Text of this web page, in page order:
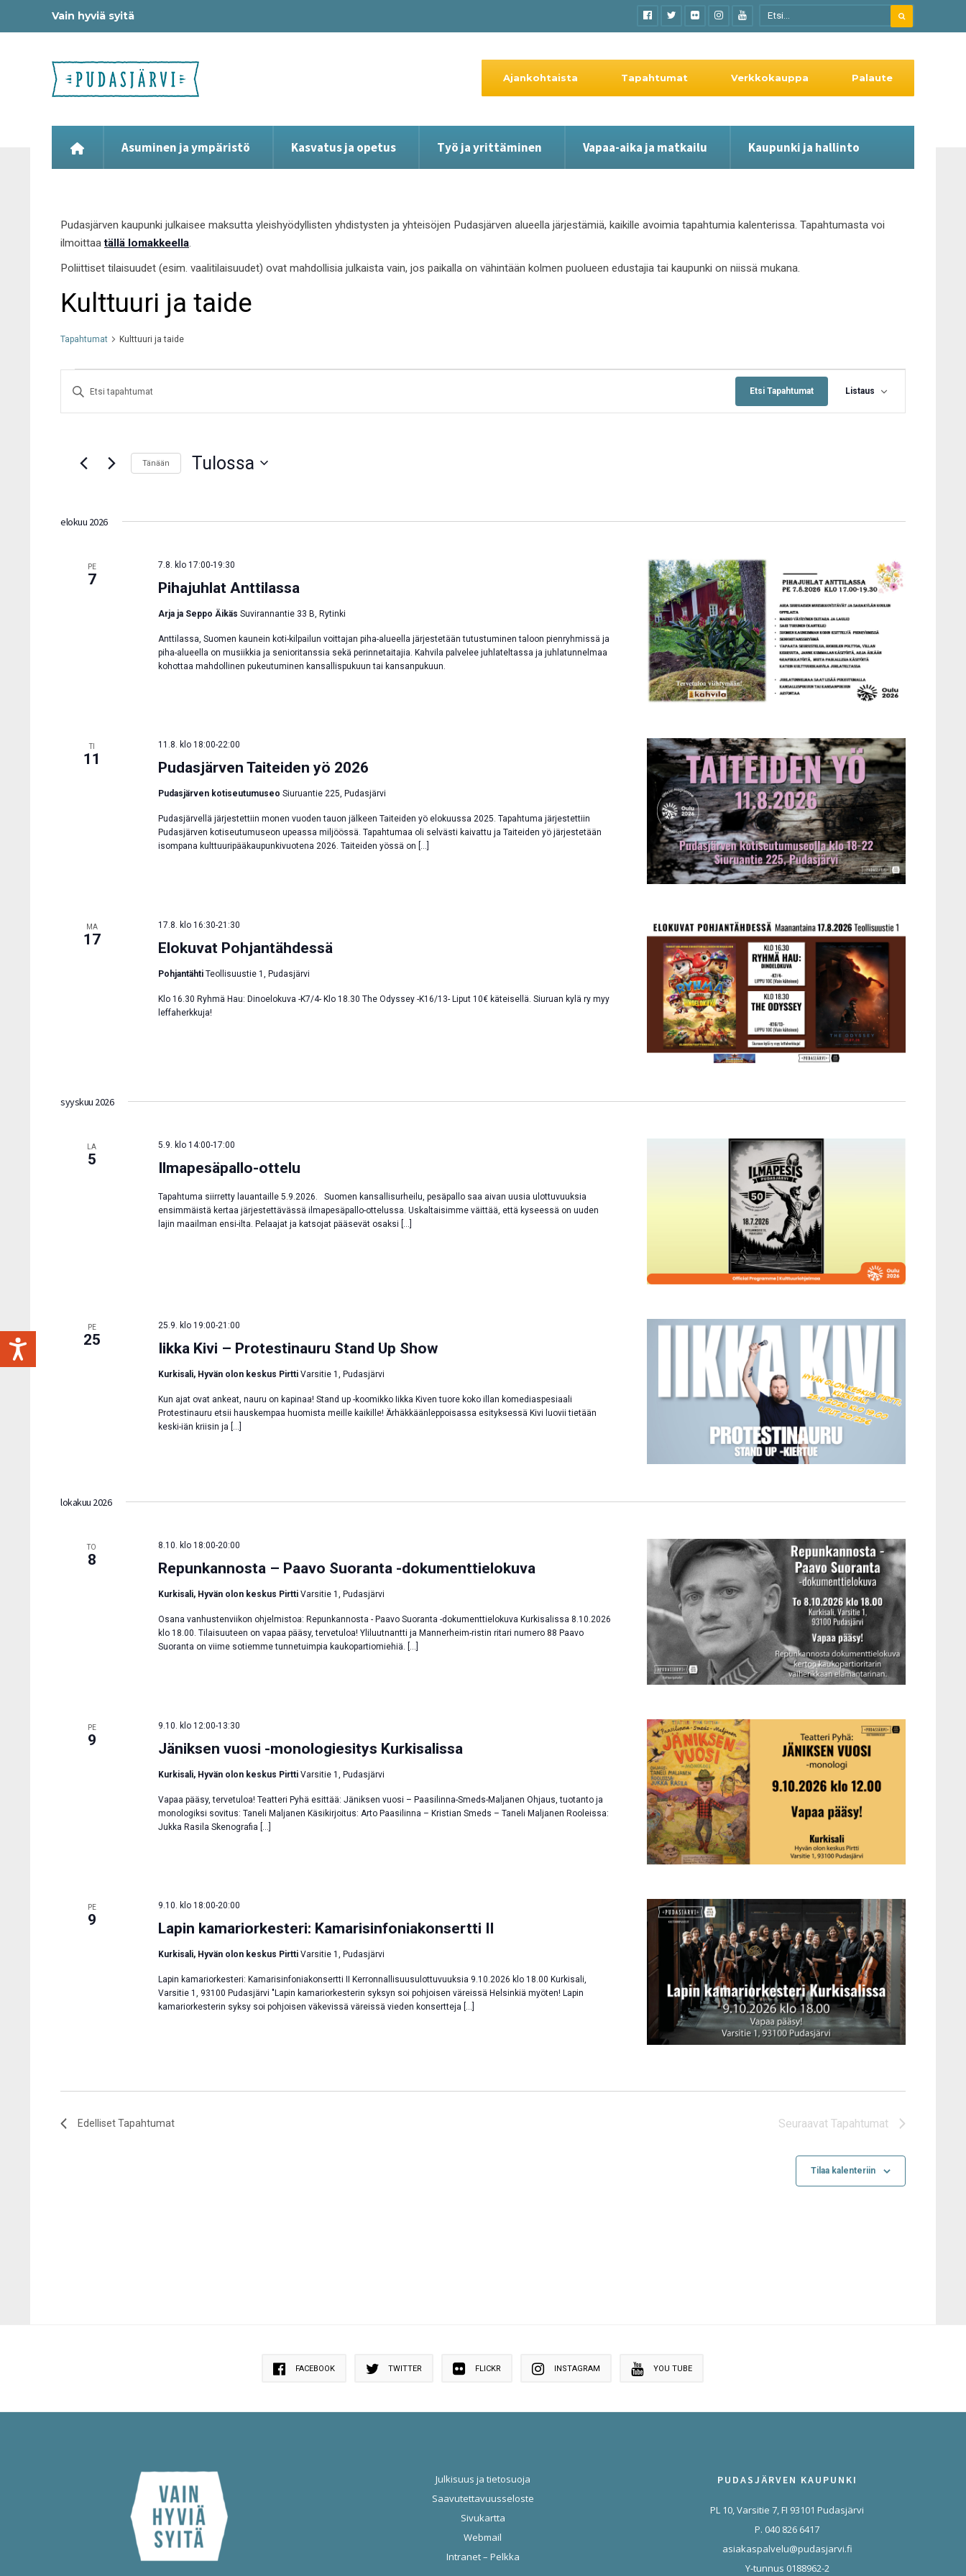
Vain hyviä syitä
Asuminen ja ympäristö Kasvatus ja opetus Työ ja yrittäminen Vapaa-aika ja matkailu Kaupunki ja hallinto
Ajankohtaista Tapahtumat Verkkokauppa Palaute
Pudasjärven kaupunki julkaisee maksutta yleishyödyllisten yhdistysten ja yhteisöjen Pudasjärven alueella järjestämiä, kaikille avoimia tapahtumia kalenterissa. Tapahtumasta voi
ilmoittaatällä lomakkeella.
Poliittiset tilaisuudet (esim. vaalitilaisuudet) ovat mahdollisia julkaista vain, jos paikalla on vähintään kolmen puolueen edustajia tai kaupunki on niissä mukana.
Kulttuuri ja taide
Tapahtumat Kulttuuri ja taide
Etsi
aja
navigointi
Syötä
hakusana.
Tapahtumat
Etsi Tapahtumat
Views
Navigation
Listaus
Tänään Tulossa
elokuu 2026
PE
7 Pihajuhlat Anttilassa
7.8. klo 17:00-19:30
Arja ja Seppo Äikäs Suvirannantie 33 B, Rytinki
Anttilassa, Suomen kaunein koti-kilpailun voittajan piha-alueella järjestetään tutustuminen taloon pienryhmissä ja
piha-alueella on musiikkia ja senioritanssia sekä perinnetaitajia. Kahvila palvelee juhlateltassa ja juhlatunnelmaa
kohottaa mahdollinen pukeutuminen kansallispukuun tai kansanpukuun.
11 Pudasjärven Taiteiden yö 2026
11.8. klo 18:00-22:00
Pudasjärven kotiseutumuseo Siuruantie 225, Pudasjärvi
Pudasjärvellä järjestettiin monen vuoden tauon jälkeen Taiteiden yö elokuussa 2025. Tapahtuma järjestettiin
Pudasjärven kotiseutumuseon upeassa miljöössä. Tapahtumaa oli selvästi kaivattu ja Taiteiden yö järjestetään
isompana kulttuuripääkaupunkivuotena 2026. Taiteiden yössä on […]
MA
17 Elokuvat Pohjantähdessä
17.8. klo 16:30-21:30
Pohjantähti Teollisuustie 1, Pudasjärvi
Klo 16.30 Ryhmä Hau: Dinoelokuva -K7/4- Klo 18.30 The Odyssey -K16/13- Liput 10€ käteisellä. Siuruan kylä ry myy
leffaherkkuja!
syyskuu 2026
LA
5 Ilmapesäpallo-ottelu
5.9. klo 14:00-17:00
Tapahtuma siirretty lauantaille 5.9.2026. Suomen kansallisurheilu, pesäpallo saa aivan uusia ulottuvuuksia
ensimmäistä kertaa järjestettävässä ilmapesäpallo-ottelussa. Uskaltaisimme väittää, että kyseessä on uuden
lajin maailman ensi-ilta. Pelaajat ja katsojat pääsevät osaksi […]
PE
25 Iikka Kivi – Protestinauru Stand Up Show
25.9. klo 19:00-21:00
Kurkisali, Hyvän olon keskus Pirtti Varsitie 1, Pudasjärvi
Kun ajat ovat ankeat, nauru on kapinaa! Stand up -koomikko Iikka Kiven tuore koko illan komediaspesiaali
Protestinauru etsii hauskempaa huomista meille kaikille! Ärhäkkäänleppoisassa esityksessä Kivi luovii tietään
keski-iän kriisin ja […]
lokakuu 2026
TO
8 Repunkannosta – Paavo Suoranta -dokumenttielokuva
8.10. klo 18:00-20:00
Kurkisali, Hyvän olon keskus Pirtti Varsitie 1, Pudasjärvi
Osana vanhustenviikon ohjelmistoa: Repunkannosta - Paavo Suoranta -dokumenttielokuva Kurkisalissa 8.10.2026
klo 18.00. Tilaisuuteen on vapaa pääsy, tervetuloa! Yliluutnantti ja Mannerheim-ristin ritari numero 88 Paavo
Suoranta on viime sotiemme tunnetuimpia kaukopartiomiehiä. […]
PE
9 Jäniksen vuosi -monologiesitys Kurkisalissa
9.10. klo 12:00-13:30
Kurkisali, Hyvän olon keskus Pirtti Varsitie 1, Pudasjärvi
Vapaa pääsy, tervetuloa! Teatteri Pyhä esittää: Jäniksen vuosi – Paasilinna-Smeds-Maljanen Ohjaus, tuotanto ja
monologiksi sovitus: Taneli Maljanen Käsikirjoitus: Arto Paasilinna – Kristian Smeds – Taneli Maljanen Rooleissa:
Jukka Rasila Skenografia […]
PE
9 Lapin kamariorkesteri: Kamarisinfoniakonsertti II
9.10. klo 18:00-20:00
Kurkisali, Hyvän olon keskus Pirtti Varsitie 1, Pudasjärvi
Lapin kamariorkesteri: Kamarisinfoniakonsertti II Kerronnallisuusulottuvuuksia 9.10.2026 klo 18.00 Kurkisali,
Varsitie 1, 93100 Pudasjärvi "Lapin kamariorkesterin syksyn soi pohjoisen väreissä Helsinkiä myöten! Lapin
kamariorkesterin syksy soi pohjoisen väkevissä väreissä vieden konsertteja […]
EdellisetTapahtumat Seuraavat Tapahtumat
Tilaa kalenteriin
FACEBOOK TWITTER FLICKR INSTAGRAM YOU TUBE
Julkisuus ja tietosuoja
Saavutettavuusseloste
Sivukartta
Webmail
Intranet – Pelkka
PUDASJÄRVEN KAUPUNKI
PL 10, Varsitie 7, FI 93101 Pudasjärvi
P. 040 826 6417
asiakaspalvelu@pudasjarvi.fi
Y-tunnus 0188962-2